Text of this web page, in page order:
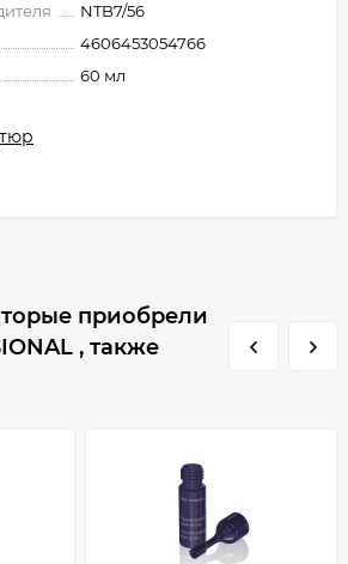
NTB7/56
4606453054766
60 мл
приобрели
, также